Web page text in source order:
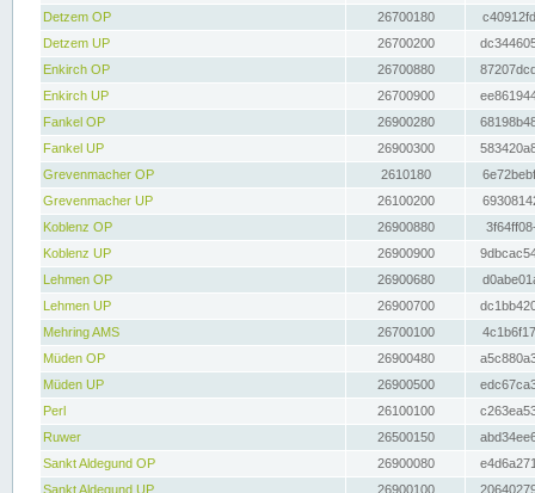
Detzem OP
26700180
Detzem UP
26700200
Enkirch OP
26700880
Enkirch UP
26700900
Fankel OP
26900280
Fankel UP
26900300
Grevenmacher OP
2610180
Grevenmacher UP
26100200
Koblenz OP
26900880
Koblenz UP
26900900
Lehmen OP
26900680
Lehmen UP
26900700
Mehring AMS
26700100
Müden OP
26900480
Müden UP
26900500
Perl
26100100
Ruwer
26500150
Sankt Aldegund OP
26900080
Sankt Aldegund UP
26900100